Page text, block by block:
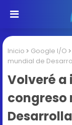
Inicio Google I/O
mundial de
Volveré a
congreso